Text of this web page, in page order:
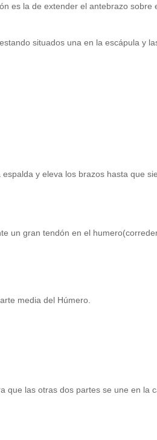
es la de extender el antebrazo sobre
situados una en la escápula y
y eleva los brazos hasta que
un gran tendón en el
media del Húmero.
que las otras dos partes se une en la